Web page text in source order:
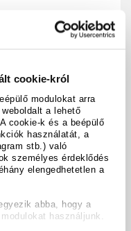
cookie-król
modulokat arra
a lehető
cookie-k és a beépülő
használatát, a
stb.) való
személyes érdeklődés
elengedhetetlen a
abba, hogy a
használjunk.
powered by